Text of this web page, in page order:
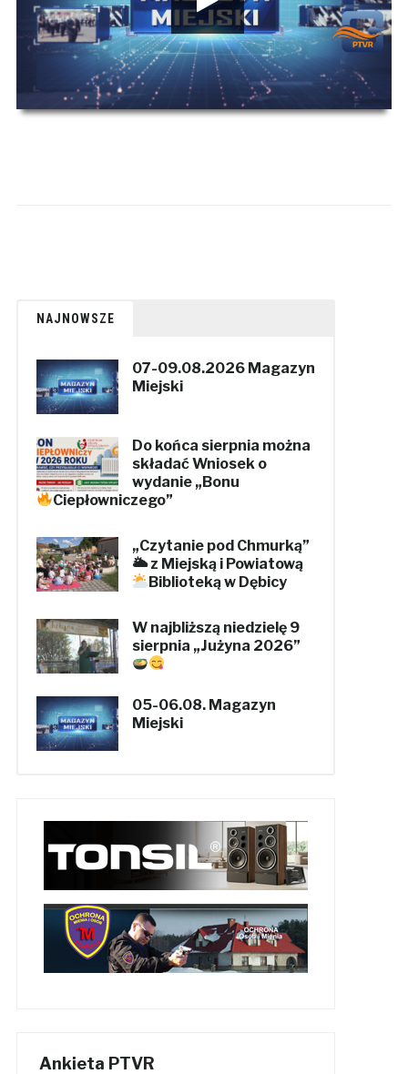
00:00 00:00
NAJNOWSZE
07-09.08.2026 Magazyn
Miejski
Do końca sierpnia można
składać Wniosek o
wydanie „Bonu
Ciepłowniczego”
„Czytanie pod Chmurką”
🌥 z Miejską i Powiatową
Biblioteką w Dębicy
W najbliższą niedzielę 9
sierpnia „Jużyna 2026”
05-06.08. Magazyn
Miejski
Ankieta PTVR